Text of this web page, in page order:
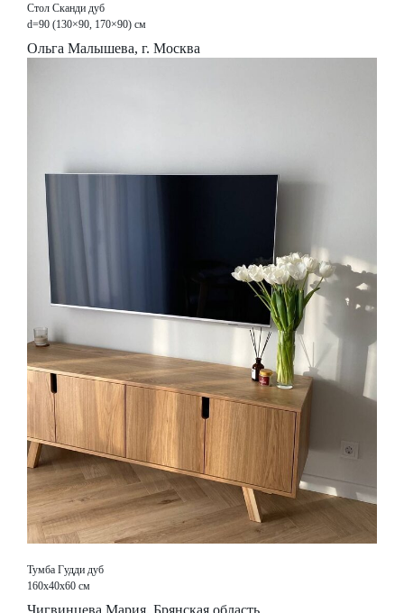
Стол Сканди дуб
d=90 (130×90, 170×90) см
Ольга Малышева, г. Москва
Тумба Гудди дуб
160х40х60 см
Чигвинцева Мария, Брянская область